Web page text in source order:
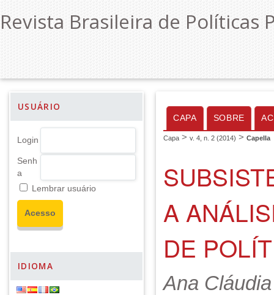
Revista Brasileira de Políticas
USUÁRIO
Login
Senh
a
Lembrar usuário
IDIOMA
CAPA SOBRE
Capa > v. 4, n. 2 (2014) > Capella
A
DE
Ana